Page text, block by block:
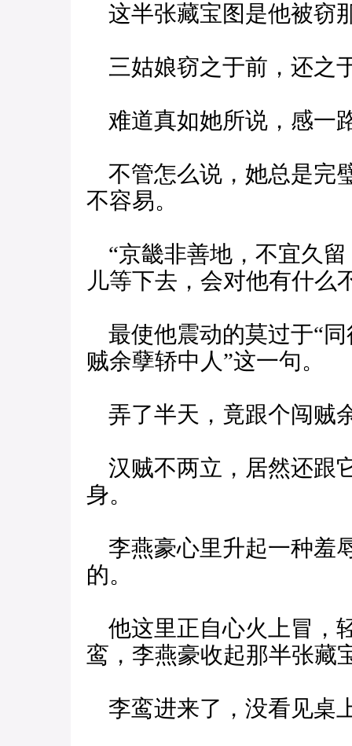
这半张藏宝图是他被窃
三姑娘窃之于前，还之
难道真如她所说，感一
不管怎么说，她总是完
不容易。
“京畿非善地，不宜久留
儿等下去，会对他有什么
最使他震动的莫过于“
贼余孽轿中人”这一句。
弄了半天，竟跟个闯贼
汉贼不两立，居然还跟
身。
李燕豪心里升起一种羞
的。
他这里正自心火上冒，
鸾，李燕豪收起那半张藏
李鸾进来了，没看见桌